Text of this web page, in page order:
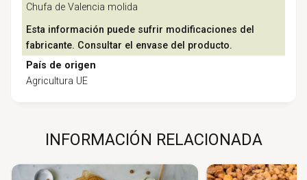
Chufa de Valencia molida
Esta información puede sufrir modificaciones del
fabricante. Consultar el envase del producto.
País de origen
Agricultura UE
INFORMACIÓN RELACIONADA